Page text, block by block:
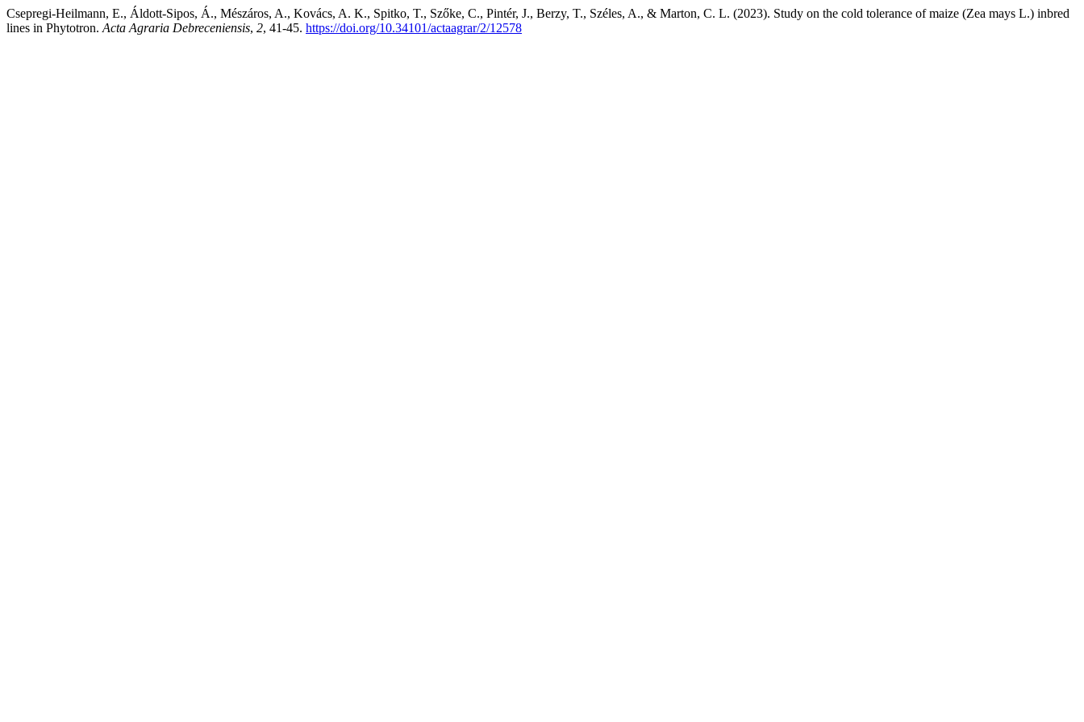
Csepregi-Heilmann, E., Áldott-Sipos, Á., Mészáros, A., Kovács, A. K., Spitko, T., Szőke, C., Pintér, J., Berzy, T., Széles, A., & Marton, C. L. (2023). Study on the cold tolerance of maize (Zea mays L.) inbred
lines in Phytotron. Acta Agraria Debreceniensis, 2, 41-45. https://doi.org/10.34101/actaagrar/2/12578